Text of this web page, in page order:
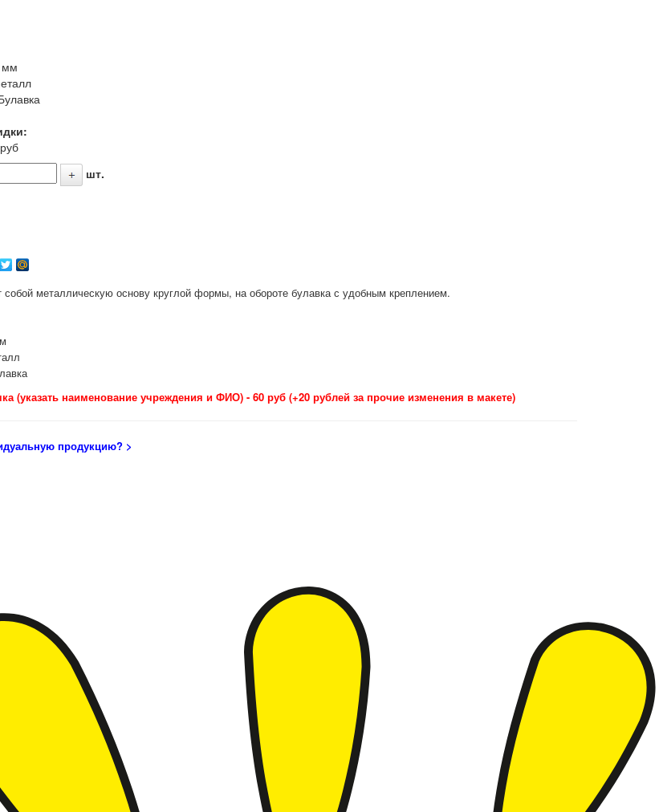
мм
шт.
собой металлическую основу круглой формы, на обороте булавка с удобным креплением.
(указать наименование учреждения и ФИО) - 60 руб (+20 рублей за прочие изменения в макете)
продукцию? >